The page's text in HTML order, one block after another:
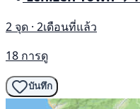
2 จุด · 2เดือนที่แล้ว
18 การดู
บันทึก